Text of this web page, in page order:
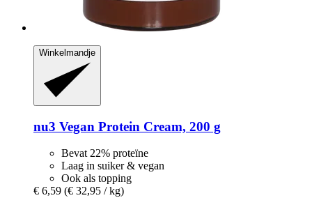
Winkelmandje
nu3 Vegan Protein Cream, 200 g
Bevat 22% proteïne
Laag in suiker & vegan
Ook als topping
€ 6,59 (€ 32,95 / kg)